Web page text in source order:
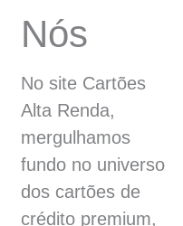
Nós
No site Cartões
Alta Renda,
mergulhamos
fundo no universo
dos cartões de
crédito premium,